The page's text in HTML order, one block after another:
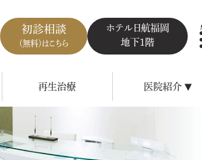
初診相談
（無料）はこちら
ホテル日航福岡
地下1階
再生治療 医院紹介▼